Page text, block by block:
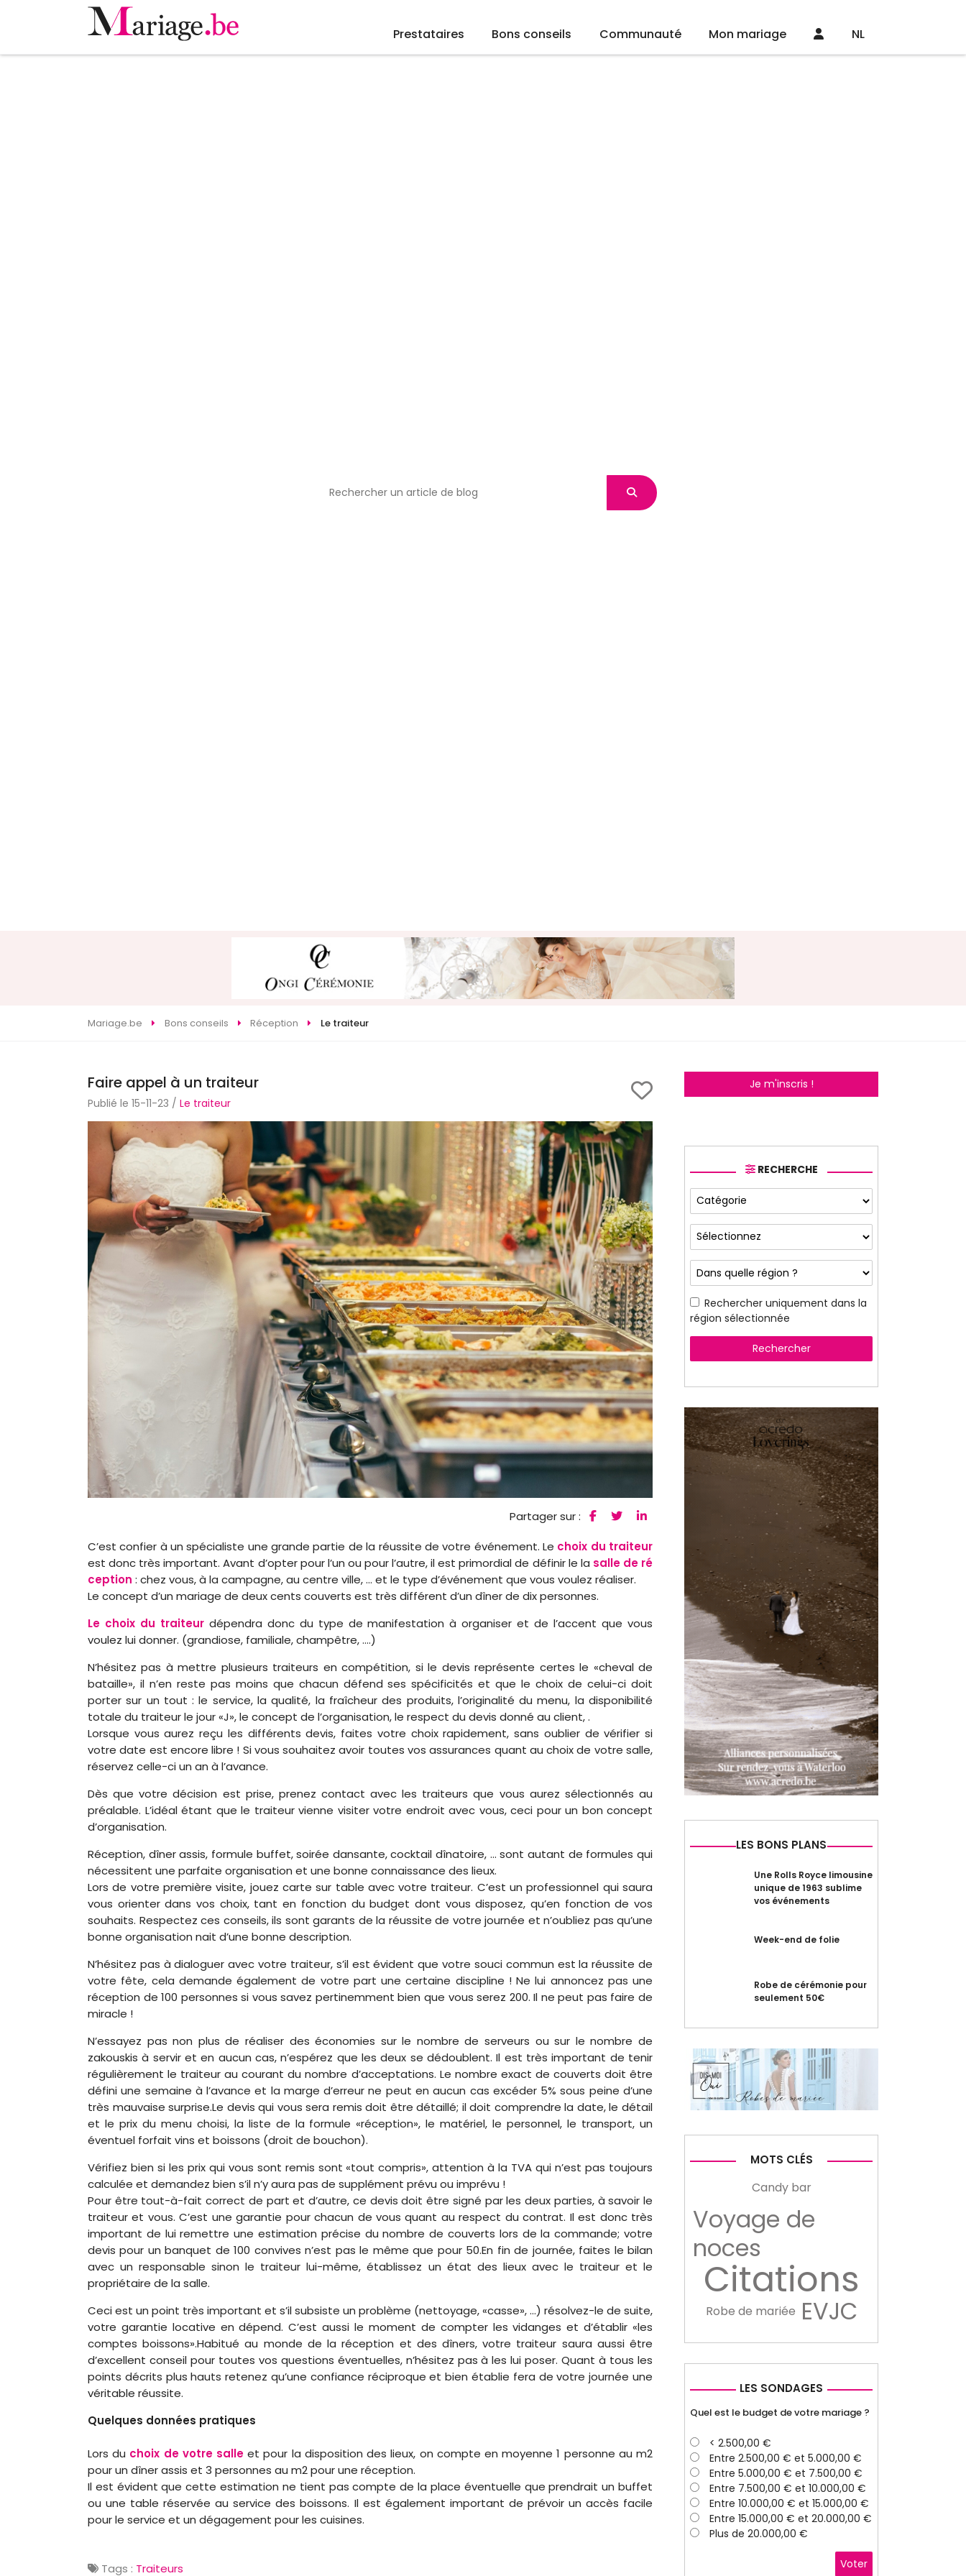
Prestataires Bons conseils Communauté Mon mariage NL
Mariage.be Bons conseils Réception Le traiteur
Faire appel à un traiteur
Publié le 15-11-23 / Le traiteur
Partager sur :
C’est confier à un spécialiste une grande partie de la réussite de votre événement. Le choix du traiteur
est donc très important. Avant d’opter pour l’un ou pour l’autre, il est primordial de définir le la salle de ré
ception : chez vous, à la campagne, au centre ville, ... et le type d’événement que vous voulez réaliser.
Le concept d’un mariage de deux cents couverts est très différent d’un dîner de dix personnes.
Le choix du traiteurdépendra donc du type de manifestation à organiser et de l’accent que vous
voulez lui donner. (grandiose, familiale, champêtre, ....)
N’hésitez pas à mettre plusieurs traiteurs en compétition, si le devis représente certes le «cheval de
bataille», il n’en reste pas moins que chacun défend ses spécificités et que le choix de celui-ci doit
porter sur un tout : le service, la qualité, la fraîcheur des produits, l’originalité du menu, la disponibilité
totale du traiteur le jour «J», le concept de l’organisation, le respect du devis donné au client, .
Lorsque vous aurez reçu les différents devis, faites votre choix rapidement, sans oublier de vérifier si
votre date est encore libre ! Si vous souhaitez avoir toutes vos assurances quant au choix de votre salle,
réservez celle-ci un an à l’avance.
Dès que votre décision est prise, prenez contact avec les traiteurs que vous aurez sélectionnés au
préalable. L’idéal étant que le traiteur vienne visiter votre endroit avec vous, ceci pour un bon concept
d’organisation.
Réception, dîner assis, formule buffet, soirée dansante, cocktail dînatoire, ... sont autant de formules qui
nécessitent une parfaite organisation et une bonne connaissance des lieux.
Lors de votre première visite, jouez carte sur table avec votre traiteur. C’est un professionnel qui saura
vous orienter dans vos choix, tant en fonction du budget dont vous disposez, qu’en fonction de vos
souhaits. Respectez ces conseils, ils sont garants de la réussite de votre journée et n’oubliez pas qu’une
bonne organisation nait d’une bonne description.
N’hésitez pas à dialoguer avec votre traiteur, s’il est évident que votre souci commun est la réussite de
votre fête, cela demande également de votre part une certaine discipline ! Ne lui annoncez pas une
réception de 100 personnes si vous savez pertinemment bien que vous serez 200. Il ne peut pas faire de
miracle !
N’essayez pas non plus de réaliser des économies sur le nombre de serveurs ou sur le nombre de
zakouskis à servir et en aucun cas, n’espérez que les deux se dédoublent. Il est très important de tenir
régulièrement le traiteur au courant du nombre d’acceptations. Le nombre exact de couverts doit être
défini une semaine à l’avance et la marge d’erreur ne peut en aucun cas excéder 5% sous peine d’une
très mauvaise surprise.Le devis qui vous sera remis doit être détaillé; il doit comprendre la date, le détail
et le prix du menu choisi, la liste de la formule «réception», le matériel, le personnel, le transport, un
éventuel forfait vins et boissons (droit de bouchon).
Vérifiez bien si les prix qui vous sont remis sont «tout compris», attention à la TVA qui n’est pas toujours
calculée et demandez bien s’il n’y aura pas de supplément prévu ou imprévu !
Pour être tout-à-fait correct de part et d’autre, ce devis doit être signé par les deux parties, à savoir le
traiteur et vous. C’est une garantie pour chacun de vous quant au respect du contrat. Il est donc très
important de lui remettre une estimation précise du nombre de couverts lors de la commande; votre
devis pour un banquet de 100 convives n’est pas le même que pour 50.En fin de journée, faites le bilan
avec un responsable sinon le traiteur lui-même, établissez un état des lieux avec le traiteur et le
propriétaire de la salle.
Ceci est un point très important et s’il subsiste un problème (nettoyage, «casse», ...) résolvez-le de suite,
votre garantie locative en dépend. C’est aussi le moment de compter les vidanges et d’établir «les
comptes boissons».Habitué au monde de la réception et des dîners, votre traiteur saura aussi être
d’excellent conseil pour toutes vos questions éventuelles, n’hésitez pas à les lui poser. Quant à tous les
points décrits plus hauts retenez qu’une confiance réciproque et bien établie fera de votre journée une
véritable réussite.
Quelques données pratiques
Lors du choix de votre salle et pour la disposition des lieux, on compte en moyenne 1 personne au m2
pour un dîner assis et 3 personnes au m2 pour une réception.
Il est évident que cette estimation ne tient pas compte de la place éventuelle que prendrait un buffet
ou une table réservée au service des boissons. Il est également important de prévoir un accès facile
pour le service et un dégagement pour les cuisines.
Tags : Traiteurs
Je m'inscris !
RECHERCHE
Rechercher uniquement dans la
région sélectionnée
Rechercher
LES BONS PLANS
Une Rolls Royce limousine
unique de 1963 sublime
vos événements
Week-end de folie
Robe de cérémonie pour
seulement 50€
MOTS CLÉS
Candy bar
Voyage de
noces
Citations
Robe de mariée EVJC
LES SONDAGES
Quel est le budget de votre mariage ?
< 2.500,00 €
Entre 2.500,00 € et 5.000,00 €
Entre 5.000,00 € et 7.500,00 €
Entre 7.500,00 € et 10.000,00 €
Entre 10.000,00 € et 15.000,00 €
Entre 15.000,00 € et 20.000,00 €
Plus de 20.000,00 €
Voter